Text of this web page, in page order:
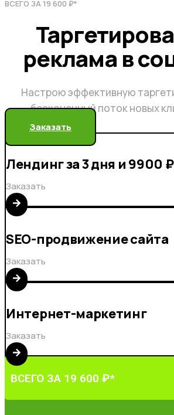
ВСЕГО ЗА 19 600 ₽*
реклама в
Настрою эффективную
бесконечный поток новых
Заказать
Лендинг за 3 дня и 9900 ₽
Заказать
SEO-продвижение сайта
Заказать
Интернет-маркетинг
Заказать
ВСЕГО ЗА 19 600 ₽*